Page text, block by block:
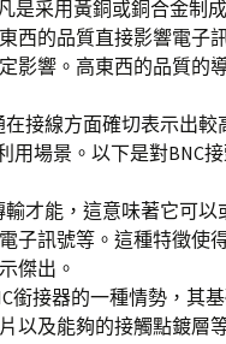
是采用黃銅或銅合金制
西的品質直接影響電子
影響。高東西的品質的
在接線方面確切表示出
用場景。以下是對BNC
才能，這意味著它可
子訊號等。這種特徵使
傑出。
銜接器的一種情勢，其
以及能夠的接觸點鍍層